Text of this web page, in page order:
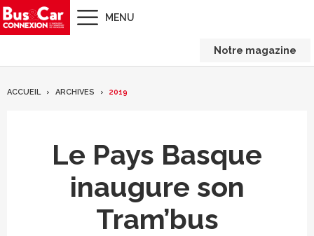
MENU
Notre magazine
ACCUEIL ARCHIVES 2019
Le Pays Basque
inaugure son
Tram’bus